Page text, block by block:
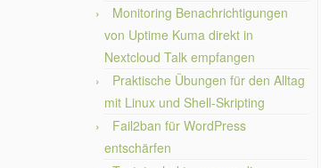
Monitoring Benachrichtigungen
von Uptime Kuma direkt in
Nextcloud Talk empfangen
Praktische Übungen für den Alltag
mit Linux und Shell-Skripting
Fail2ban für WordPress
entschärfen